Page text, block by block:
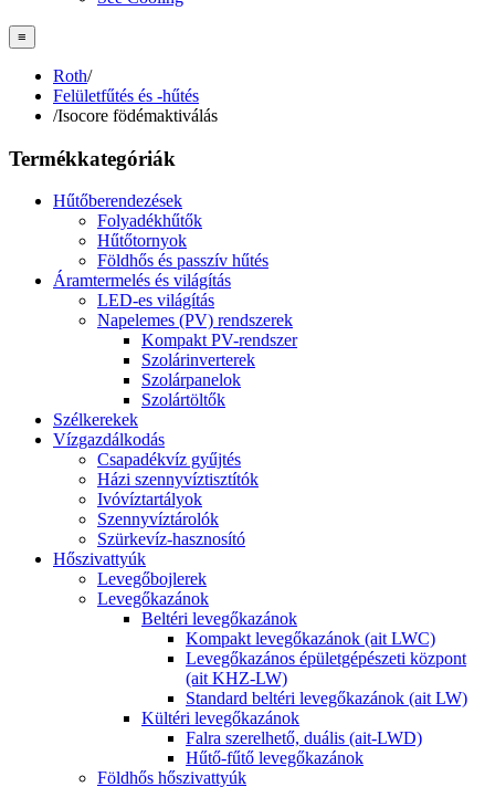
≡
Roth/
Felületfűtés és -hűtés
/Isocore födémaktiválás
Termékkategóriák
Hűtőberendezések
Folyadékhűtők
Hűtőtornyok
Földhős és passzív hűtés
Áramtermelés és világítás
LED-es világítás
Napelemes (PV) rendszerek
Kompakt PV-rendszer
Szolárinverterek
Szolárpanelok
Szolártöltők
Szélkerekek
Vízgazdálkodás
Csapadékvíz gyűjtés
Házi szennyvíztisztítók
Ivóvíztartályok
Szennyvíztárolók
Szürkevíz-hasznosító
Hőszivattyúk
Levegőbojlerek
Levegőkazánok
Beltéri levegőkazánok
Kompakt levegőkazánok (ait LWC)
Levegőkazános épületgépészeti központ
(ait KHZ-LW)
Standard beltéri levegőkazánok (ait LW)
Kültéri levegőkazánok
Falra szerelhető, duális (ait-LWD)
Hűtő-fűtő levegőkazánok
Földhős hőszivattyúk